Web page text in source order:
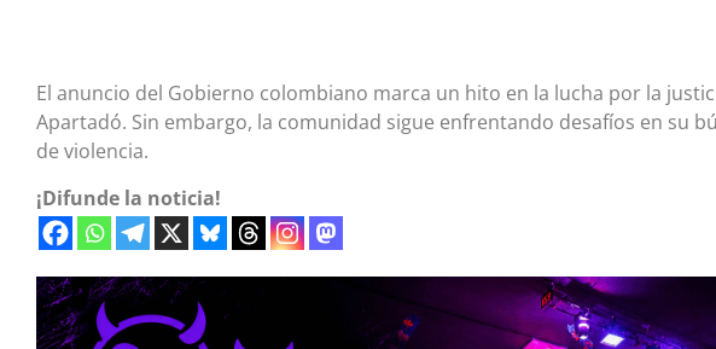
El anuncio del Gobierno colombiano marca un hito en la lucha por la
Apartadó. Sin embargo, la comunidad sigue enfrentando desafíos en su
de violencia.
¡Difunde la noticia!